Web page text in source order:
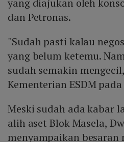
yang diajukan oleh
dan Petronas.
"Sudah pasti kalau
yang belum ketemu.
sudah semakin
Kementerian ESDM
Meski sudah ada kabar
alih aset Blok Masela,
menyampaikan